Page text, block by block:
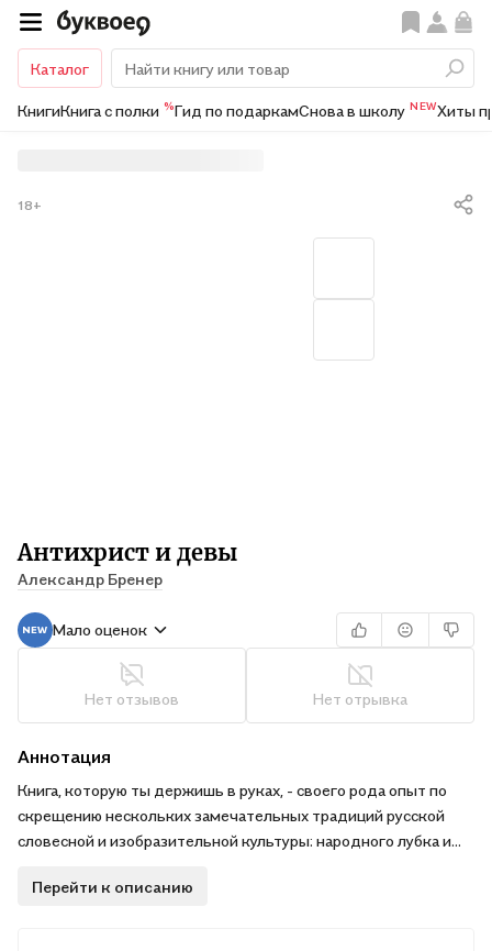
Каталог
КнигиКнига с полки %Гид по подаркамСнова в школу NEWХиты
Антихрист и девы
Александр Бренер
18+
Мало оценок
Нет отзывов Нет отрывка
Аннотация
Книга, которую ты держишь в руках, - своего рода опыт по
скрещению нескольких замечательных традиций русской
словесной и изобразительной культуры: народного лубка и
футуристической и детской книги. Но сверх всего это
Перейти к описанию